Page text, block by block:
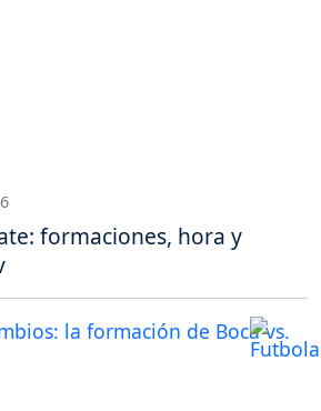
formaciones, hora y